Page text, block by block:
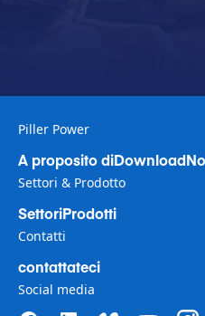
Piller Power
A proposito diDownload
Settori & Prodotto
SettoriProdotti
Contatti
contattateci
Social media